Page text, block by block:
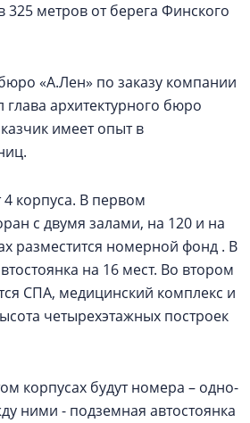
метров от берега Финского
«А.Лен» по заказу компании
архитектурного бюро
имеет опыт в
4 корпуса. В первом
с двумя залами, на 120 и на
разместится номерной фонд . В
на 16 мест. Во втором
СПА, медицинский комплекс и
четырехэтажных построек
корпусах будут номера – одно-
ними - подземная автостоянка